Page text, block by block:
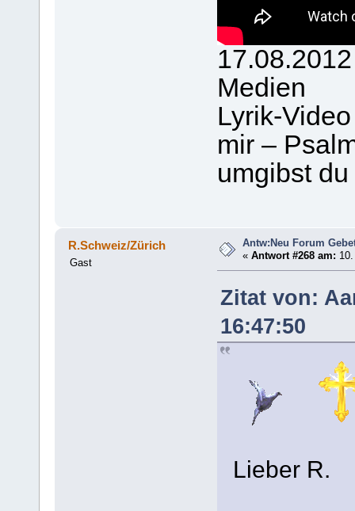
Medien
Lyrik-
mir –
umgibst
R.Schweiz/Zürich
Gast
Antw:Neu Forum
«Antwort #268 am:
Zitat von:
16:47:50
Lieber R.